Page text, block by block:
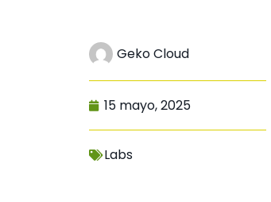
Geko Cloud
15 mayo, 2025
Labs